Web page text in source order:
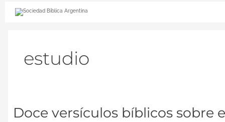
estudio
Doce versículos bíblicos sobre
versículos
bíblicos